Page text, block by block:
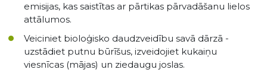
emisijas, kas saistītas ar pārtikas pārvadāšanu lielos
attālumos.
Veiciniet bioloģisko daudzveidību savā dārzā -
uzstādiet putnu būrīšus, izveidojiet kukaiņu
viesnīcas (mājas) un ziedaugu joslas.